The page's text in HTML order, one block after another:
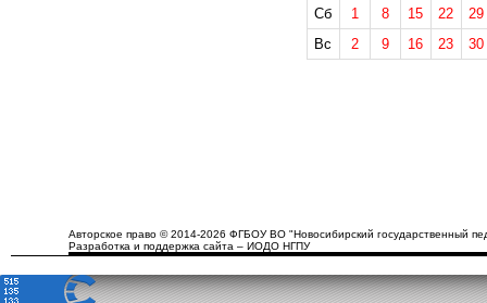
Сб
1 8 15 22
29
Вс
2 9 16 23 30
Авторское право © 2014-2026 ФГБОУ ВО "Новосибирский государственный
Разработка и поддержка сайта – ИОДО НГПУ